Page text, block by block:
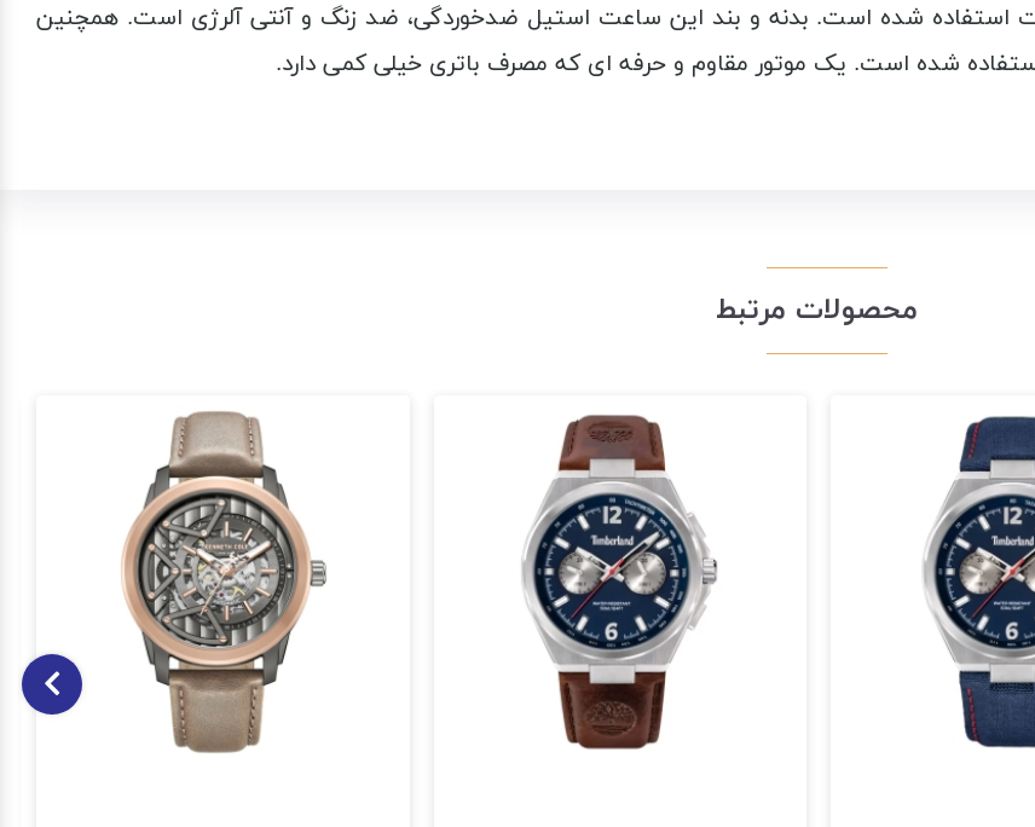
شده است. بدنه و بند این ساعت استیل ضدخوردگی، ضد زنگ و آنتی آلرژی است. همچنین
شده است. یک موتور مقاوم و حرفه ای که مصرف باتری خیلی کمی دارد.
محصولات مرتبط